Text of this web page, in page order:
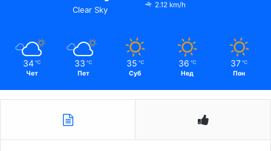
Clear Sky 2.12 km/h
34 ℃
Чет
33 ℃
Пет
35 ℃
Суб
36 ℃
Нед
37 ℃
Пон